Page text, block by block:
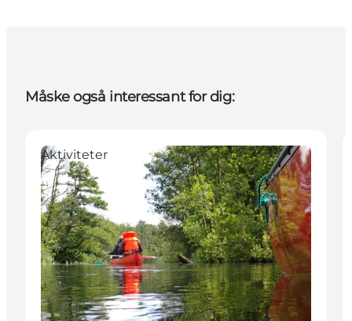
Måske også interessant for dig:
Aktiviteter